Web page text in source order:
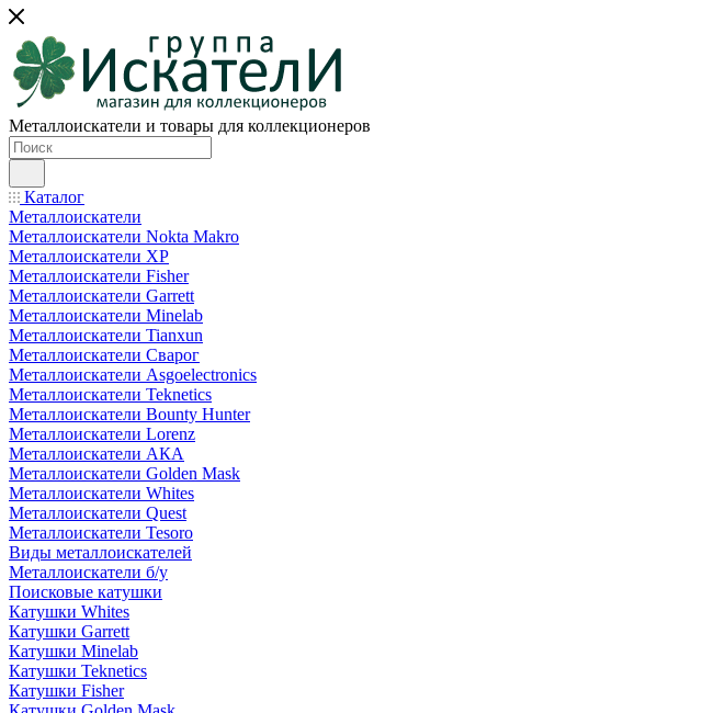
Металлоискатели и товары для коллекционеров
Каталог
Металлоискатели
Металлоискатели Nokta Makro
Металлоискатели XP
Металлоискатели Fisher
Металлоискатели Garrett
Металлоискатели Minelab
Металлоискатели Tianxun
Металлоискатели Сварог
Металлоискатели Asgoelectronics
Металлоискатели Teknetics
Металлоискатели Bounty Hunter
Металлоискатели Lorenz
Металлоискатели АКА
Металлоискатели Golden Mask
Металлоискатели Whites
Металлоискатели Quest
Металлоискатели Tesoro
Виды металлоискателей
Металлоискатели б/у
Поисковые катушки
Катушки Whites
Катушки Garrett
Катушки Minelab
Катушки Teknetics
Катушки Fisher